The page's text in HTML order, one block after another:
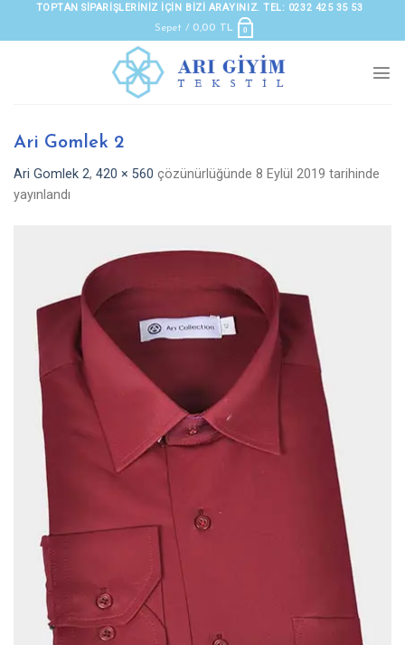
TOPTAN SIPARIŞLERINIZ IÇIN BIZI ARAYINIZ. TEL: 0232 425 35 53
Sepet / 0,00 TL 0
Ari Gomlek 2
Ari Gomlek 2, 420 × 560 çözünürlüğünde 8 Eylül 2019 tarihinde
yayınlandı